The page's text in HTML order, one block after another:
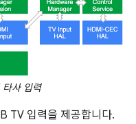
사 입력
TV 입력을 제공합니다.